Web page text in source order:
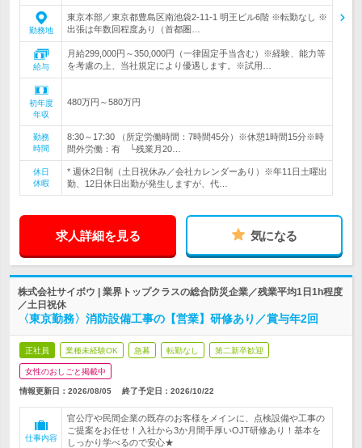
勤務地
東京本部／東京都豊島区南池袋2-11-1 明王ビル6階 ※転勤なし ※
出張は年数回程度あり（首都圏…
給与
月給299,000円～350,000円（一律固定手当含む）※経験、能力等
を考慮の上、当社規定により優遇します。※試用…
初年度
年収
480万円～580万円
勤務
時間
8:30～17:30 （所定労働時間：7時間45分）※休憩1時間15分※時
間外労働：有 └残業月20…
休日
休暇
* 週休2日制（土日祝休み／会社カレンダーあり）※年11日土曜出
勤、12日休日出勤が発生しますが、代…
求人詳細を見る 気になる
株式会社サイボウ | 業界トップクラスの総合防災企業／残業平均1日1h程度
／土日祝休
〈東京勤務〉消防設備工事の【営業】研修あり／賞与年2回
正社員 業種未経験OK 急募 転勤なし 第二新卒歓迎
女性のおしごと掲載中
情報更新日：2026/08/05 終了予定日： 2026/10/22
仕事内容
官公庁や民間企業の既存のお客様をメインに、点検設備や工事の
ご提案をお任せ！入社から3か月間手厚いOJT研修あり！基本を
しっかり学べるので安心★